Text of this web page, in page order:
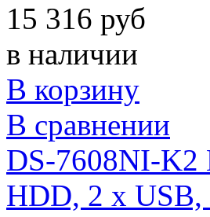
15 316 руб
в наличии
В корзину
В сравнении
DS-7608NI-K2
HDD, 2 x